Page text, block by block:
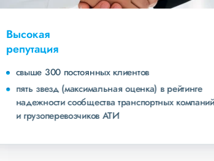
постоянных клиентов
(максимальная оценка) в рейтинге
сообщества транспортных компаний
АТИ